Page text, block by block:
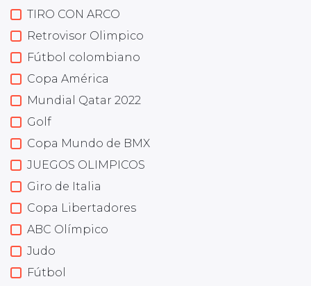
TIRO CON ARCO
Retrovisor Olimpico
Fútbol colombiano
Copa América
Mundial Qatar 2022
Golf
Copa Mundo de BMX
JUEGOS OLIMPICOS
Giro de Italia
Copa Libertadores
ABC Olímpico
Judo
Fútbol